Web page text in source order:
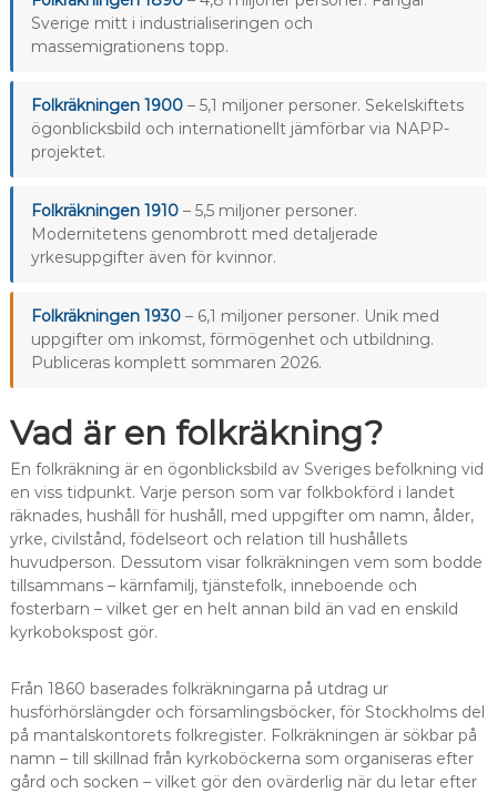
Sverige mitt i industrialiseringen och
massemigrationens topp.
Folkräkningen 1900– 5,1 miljoner personer. Sekelskiftets
ögonblicksbild och internationellt jämförbar via NAPP-
projektet.
Folkräkningen 1910– 5,5 miljoner personer.
Modernitetens genombrott med detaljerade
yrkesuppgifter även för kvinnor.
Folkräkningen 1930– 6,1 miljoner personer. Unik med
uppgifter om inkomst, förmögenhet och utbildning.
Publiceras komplett sommaren 2026.
Vad är en folkräkning?
En folkräkning är en ögonblicksbild av Sveriges befolkning vid
en viss tidpunkt. Varje person som var folkbokförd i landet
räknades, hushåll för hushåll, med uppgifter om namn, ålder,
yrke, civilstånd, födelseort och relation till hushållets
huvudperson. Dessutom visar folkräkningen vem som bodde
tillsammans – kärnfamilj, tjänstefolk, inneboende och
fosterbarn – vilket ger en helt annan bild än vad en enskild
kyrkobokspost gör.
Från 1860 baserades folkräkningarna på utdrag ur
husförhörslängder och församlingsböcker, för Stockholms del
på mantalskontorets folkregister. Folkräkningen är sökbar på
namn – till skillnad från kyrkoböckerna som organiseras efter
gård och socken – vilket gör den ovärderlig när du letar efter